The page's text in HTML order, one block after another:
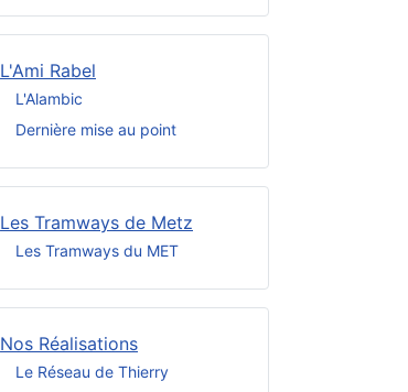
L'Ami Rabel
L'Alambic
Dernière mise au point
Les Tramways de Metz
Les Tramways du MET
Nos Réalisations
Le Réseau de Thierry